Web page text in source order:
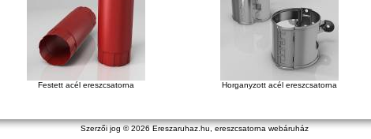
Szerzői jog © 2026Ereszaruhaz.hu, ereszcsatorna webáruház
Festett acél ereszcsatorna Horganyzott acél ereszcsatorna